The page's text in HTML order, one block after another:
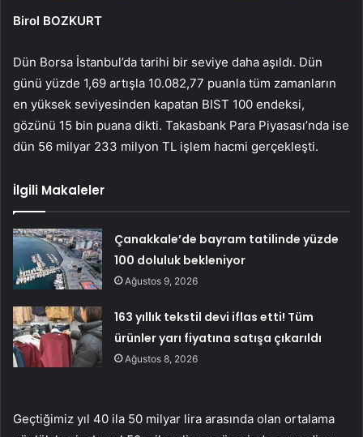
Birol BOZKURT
Dün Borsa İstanbul’da tarihi bir seviye daha aşıldı. Dün
günü yüzde 1,69 artışla 10.082,77 puanla tüm zamanların
en yüksek seviyesinden kapatan BIST 100 endeksi,
gözünü 15 bin puana dikti. Takasbank Para Piyasası’nda ise
dün 56 milyar 233 milyon TL işlem hacmi gerçekleşti.
İlgili Makaleler
Çanakkale’de bayram tatilinde yüzde
100 doluluk bekleniyor
Ağustos 9, 2026
163 yıllık tekstil devi iflas etti! Tüm
ürünler yarı fiyatına satışa çıkarıldı
Ağustos 8, 2026
Geçtiğimiz yıl 40 ila 50 milyar lira arasında olan ortalama